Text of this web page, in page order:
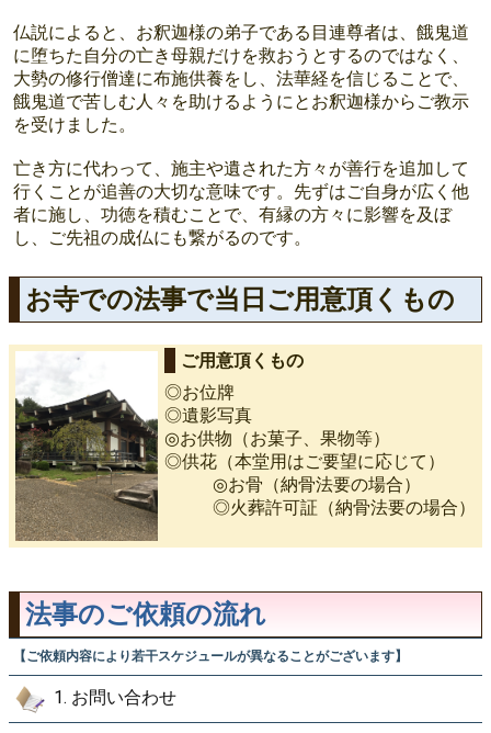
仏説によると、お釈迦様の弟子である目連尊者は、餓鬼道
に堕ちた自分の亡き母親だけを救おうとするのではなく、
大勢の修行僧達に布施供養をし、法華経を信じることで、
餓鬼道で苦しむ人々を助けるようにとお釈迦様からご教示
を受けました。
亡き方に代わって、施主や遺された方々が善行を追加して
行くことが追善の大切な意味です。先ずはご自身が広く他
者に施し、功徳を積むことで、有縁の方々に影響を及ぼ
し、ご先祖の成仏にも繋がるのです。
お寺での法事で当日ご用意頂くもの
ご用意頂くもの
◎お位牌
◎遺影写真
◎お供物（お菓子、果物等）
◎供花（本堂用はご要望に応じて）
◎お骨（納骨法要の場合）
◎火葬許可証（納骨法要の場合）
法事のご依頼の流れ
【ご依頼内容により若干スケジュールが異なることがございます】
1. お問い合わせ